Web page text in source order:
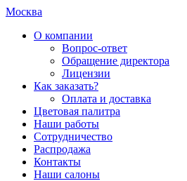
Москва
О компании
Вопрос-ответ
Обращение директора
Лицензии
Как заказать?
Оплата и доставка
Цветовая палитра
Наши работы
Сотрудничество
Распродажа
Контакты
Наши салоны